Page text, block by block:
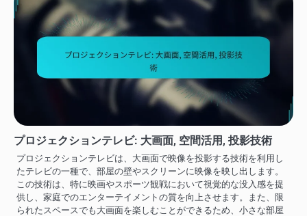
プロジェクションテレビ: 大画面, 空間活用, 投影技術
プロジェクションテレビは、大画面で映像を投影する技術を利用し
たテレビの一種で、部屋の壁やスクリーンに映像を映し出します。
この技術は、特に映画やスポーツ観戦において視覚的な没入感を提
供し、家庭でのエンターテイメントの質を向上させます。また、限
られたスペースでも大画面を楽しむことができるため、小さな部屋